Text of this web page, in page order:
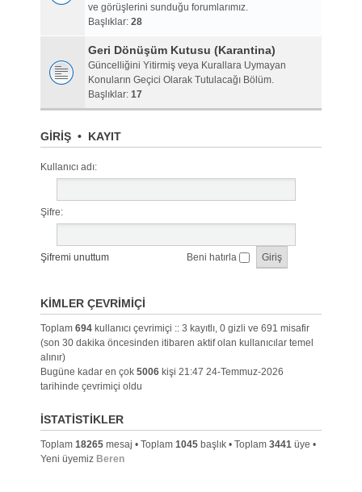
ve görüşlerini sunduğu forumlarımız.
Başlıklar: 28
Geri Dönüşüm Kutusu (Karantina)
Güncelliğini Yitirmiş veya Kurallara Uymayan
Konuların Geçici Olarak Tutulacağı Bölüm.
Başlıklar: 17
GIRIŞ• KAYIT
Kullanıcı adı:
Şifre:
Şifremi unuttum Beni hatırla
KIMLER ÇEVRIMIÇI
Toplam 694kullanıcı çevrimiçi :: 3 kayıtlı, 0 gizli ve 691 misafir
(son 30 dakika öncesinden itibaren aktif olan kullanıcılar temel
alınır)
Bugüne kadar en çok 5006kişi 21:47 24-Temmuz-2026
tarihinde çevrimiçi oldu
İSTATISTIKLER
Toplam 18265mesaj • Toplam 1045başlık • Toplam 3441üye •
Yeni üyemiz Beren